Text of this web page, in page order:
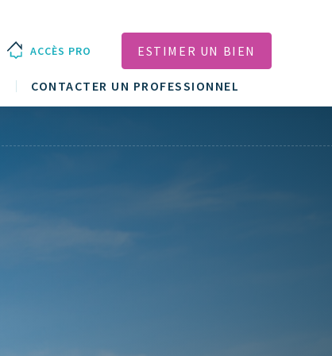
CONTACTER UN PROFESSIONNEL
ACCÈS PRO ESTIMER UN BIEN